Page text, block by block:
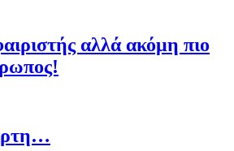
αλλά ακόμη πιο